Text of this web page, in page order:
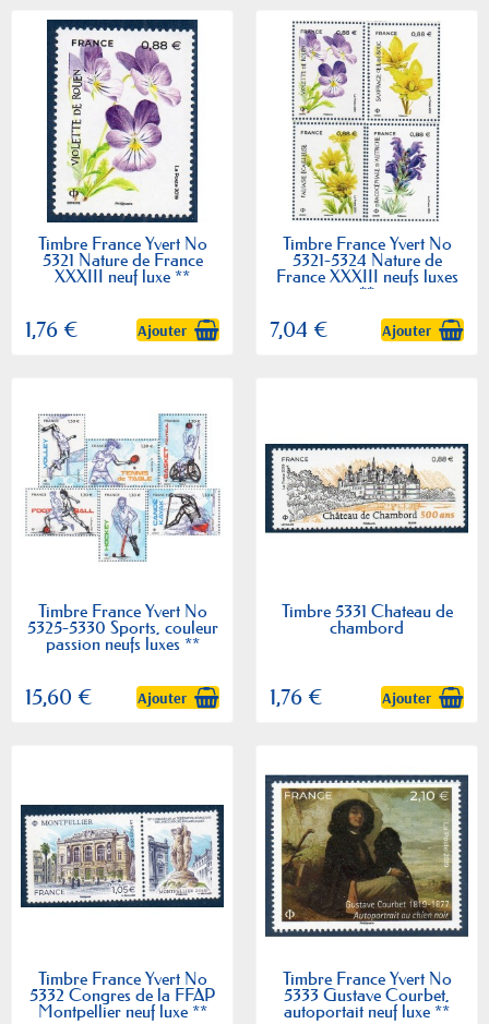
Timbre France Yvert No
5321 Nature de France
XXXIII neuf luxe **
1,76 € Ajouter
Timbre France Yvert No
5321-5324 Nature de
France XXXIII neufs luxes
**
7,04 € Ajouter
Timbre France Yvert No
5325-5330 Sports, couleur
passion neufs luxes **
15,60 € Ajouter
Timbre 5331 Chateau de
chambord
1,76 € Ajouter
Timbre France Yvert No
5332 Congres de la FFAP
Montpellier neuf luxe **
Timbre France Yvert No
5333 Gustave Courbet,
autoportait neuf luxe **